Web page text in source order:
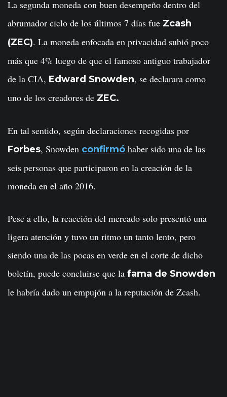
La segunda moneda con buen desempeño dentro del
abrumador ciclo de los últimos 7 días fue Zcash
(ZEC). La moneda enfocada en privacidad subió poco
más que 4% luego de que el famoso antiguo trabajador
de la CIA, Edward Snowden, se declarara como
uno de los creadores de ZEC.
En tal sentido, según declaraciones recogidas por
Forbes, Snowden confirmó haber sido una de las
seis personas que participaron en la creación de la
moneda en el año 2016.
Pese a ello, la reacción del mercado solo presentó una
ligera atención y tuvo un ritmo un tanto lento, pero
siendo una de las pocas en verde en el corte de dicho
boletín, puede concluirse que la fama de Snowden
le habría dado un empujón a la reputación de Zcash.